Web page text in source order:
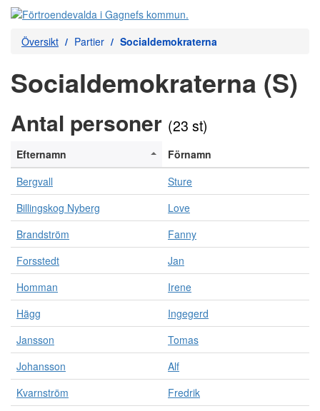
Översikt Partier Socialdemokraterna
Socialdemokraterna (S)
Antal personer (23 st)
Efternamn
Förnamn
Bergvall
Sture
Billingskog Nyberg
Love
Brandström
Fanny
Forsstedt
Jan
Homman
Irene
Hägg
Ingegerd
Jansson
Tomas
Johansson
Alf
Kvarnström
Fredrik